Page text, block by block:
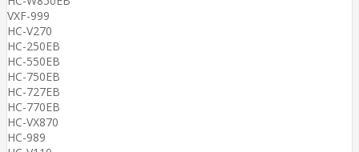
VXF-999
HC-V270
HC-250EB
HC-550EB
HC-750EB
HC-727EB
HC-770EB
HC-VX870
HC-989